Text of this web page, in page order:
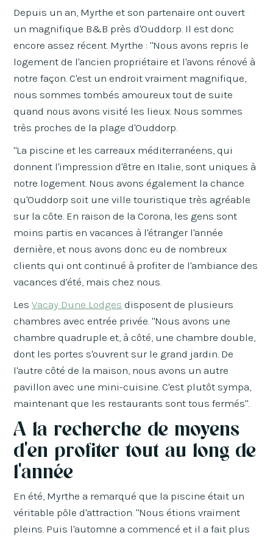
Depuis un an, Myrthe et son partenaire ont ouvert
un magnifique B&B près d'Ouddorp. Il est donc
encore assez récent. Myrthe : "Nous avons repris le
logement de l'ancien propriétaire et l'avons rénové à
notre façon. C'est un endroit vraiment magnifique,
nous sommes tombés amoureux tout de suite
quand nous avons visité les lieux. Nous sommes
très proches de la plage d'Ouddorp.
"La piscine et les carreaux méditerranéens, qui
donnent l'impression d'être en Italie, sont uniques à
notre logement. Nous avons également la chance
qu'Ouddorp soit une ville touristique très agréable
sur la côte. En raison de la Corona, les gens sont
moins partis en vacances à l'étranger l'année
dernière, et nous avons donc eu de nombreux
clients qui ont continué à profiter de l'ambiance des
vacances d'été, mais chez nous.
LesVacay Dune Lodges disposent de plusieurs
chambres avec entrée privée. "Nous avons une
chambre quadruple et, à côté, une chambre double,
dont les portes s'ouvrent sur le grand jardin. De
l'autre côté de la maison, nous avons un autre
pavillon avec une mini-cuisine. C'est plutôt sympa,
maintenant que les restaurants sont tous fermés".
A la recherche de moyens
d'en profiter tout au long de
l'année
En été, Myrthe a remarqué que la piscine était un
véritable pôle d'attraction. "Nous étions vraiment
pleins. Puis l'automne a commencé et il a fait plus